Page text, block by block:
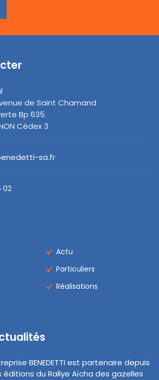
de Saint Chamand
Bp 635
Cédex 3
sa.fr
02
Actu
Particuliers
Réalisations
BENEDETTI est partenaire depuis
éditions du Rallye Aïcha des gazelles